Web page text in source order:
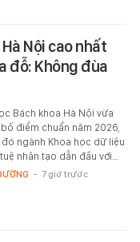
Nội cao nhất
đỗ: Không đùa
Bách khoa Hà Nội vừa
điểm chuẩn năm 2026,
ngành Khoa học dữ liệu
nhân tạo dẫn đầu với…
- 7 giờ trước